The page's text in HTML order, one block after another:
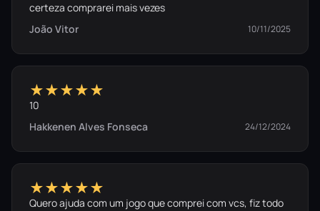
Domine poderes divinos
Controle as forças da natureza para esculpir um mundo
à sua imagem. Controle a lava, interrompa águas bravias,
esvazie lagos, crie florestas e levante montanhas!
certeza comprarei mais vezes
João Vitor
10/11/2025
★★★★★
10
Hakkenen Alves Fonseca
24/12/2024
★★★★★
Quero ajuda com um jogo que comprei com vcs, fiz todo